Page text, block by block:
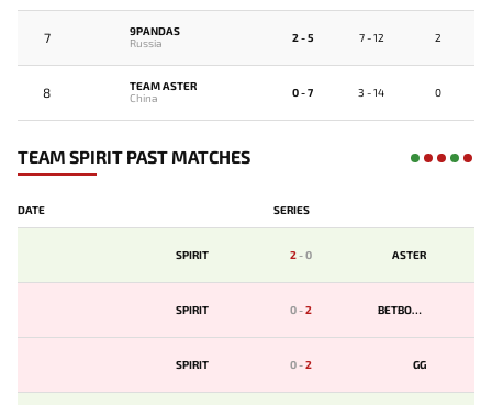
7
9PANDAS
Russia
2 - 5 7 - 12 2
8
TEAM ASTER
China
0 - 7 3 - 14 0
TEAM SPIRIT PAST MATCHES
DATE SERIES
SPIRIT 2-0 ASTER
SPIRIT 0-2 BETBOOM
SPIRIT 0-2 GG